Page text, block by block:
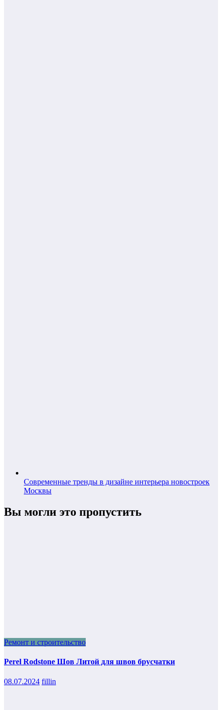
Современные тренды в дизайне интерьера новостроек
Москвы
Вы могли это пропустить
Ремонт и строительство
Perel Rodstone Шов Литой для швов брусчатки
08.07.2024 fillin